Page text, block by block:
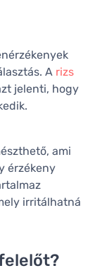
A rizs
jelenti, hogy
ami
érzékeny
irritálhatná